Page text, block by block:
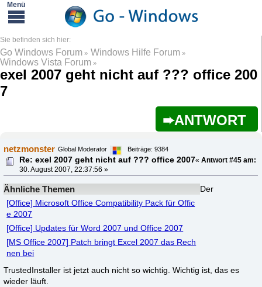
Go Windows Forum » Windows Hilfe Forum »
Windows Vista Forum »
exel 2007 geht nicht auf ??? office 200
7
ANTWORT
netzmonster Global Moderator Beiträge: 9384
Re: exel 2007 geht nicht auf ??? office 2007«Antwort #45 am:
30. August 2007, 22:37:56 »
Ähnliche Themen
[Office] Microsoft Office Compatibility Pack für Offic
e 2007
[Office] Updates für Word 2007 und Office 2007
[MS Office 2007] Patch bringt Excel 2007 das Rech
nen bei
Der
TrustedInstaller ist jetzt auch nicht so wichtig. Wichtig ist, das es
wieder läuft.